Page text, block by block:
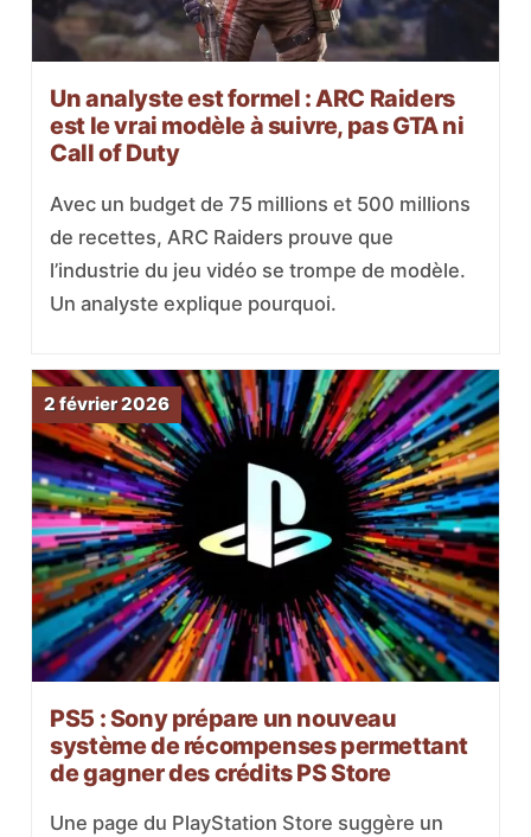
Un analyste est formel : ARC Raiders
est le vrai modèle à suivre, pas GTA ni
Call of Duty
Avec un budget de 75 millions et 500 millions
de recettes, ARC Raiders prouve que
l’industrie du jeu vidéo se trompe de modèle.
Un analyste explique pourquoi.
2 février 2026
PS5 : Sony prépare un nouveau
système de récompenses permettant
de gagner des crédits PS Store
Une page du PlayStation Store suggère un